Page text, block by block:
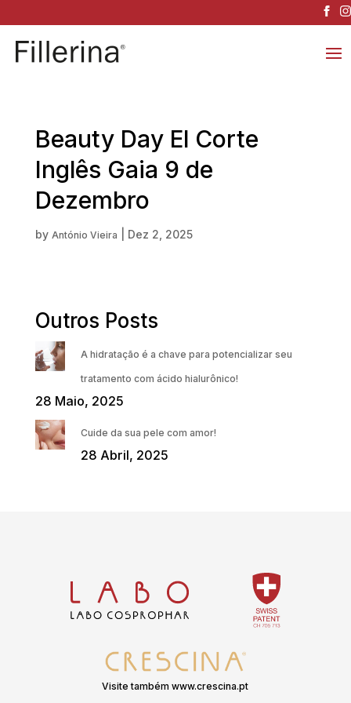
Beauty Day El Corte
Inglês Gaia 9 de
Dezembro
by António Vieira Dez 2, 2025
Outros Posts
A hidratação é a chave para potencializar seu
tratamento com ácido hialurônico!
28 Maio, 2025
Cuide da sua pele com amor!
28 Abril, 2025
Visite também www.crescina.pt